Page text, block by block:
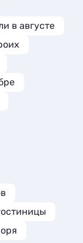
в августе